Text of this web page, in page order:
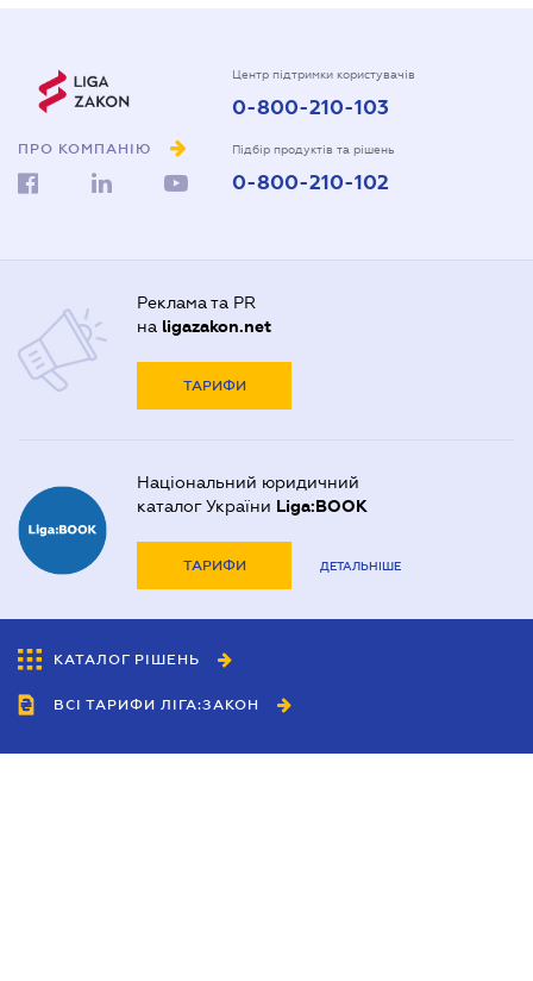
ПРО КОМПАНІЮ
Центр підтримки користувачів
0-800-210-103
Підбір продуктів та рішень
0-800-210-102
Реклама та PR
на ligazakon.net
ТАРИФИ
Національний юридичний
каталог України Liga:BOOK
ТАРИФИ ДЕТАЛЬНІШЕ
КАТАЛОГ РІШЕНЬ
ВСІ ТАРИФИ ЛІГА:ЗАКОН